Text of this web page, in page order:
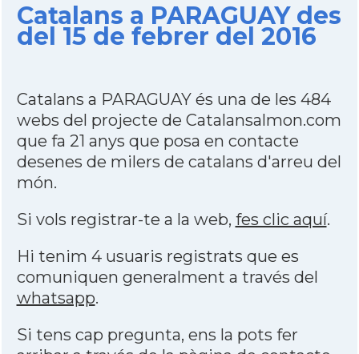
Catalans a PARAGUAY des
del 15 de febrer del 2016
Catalans a PARAGUAY és una de les 484
webs del projecte de Catalansalmon.com
que fa 21 anys que posa en contacte
desenes de milers de catalans d'arreu del
món.
Si vols registrar-te a la web, fes clic aquí.
Hi tenim 4 usuaris registrats que es
comuniquen generalment a través del
whatsapp.
Si tens cap pregunta, ens la pots fer